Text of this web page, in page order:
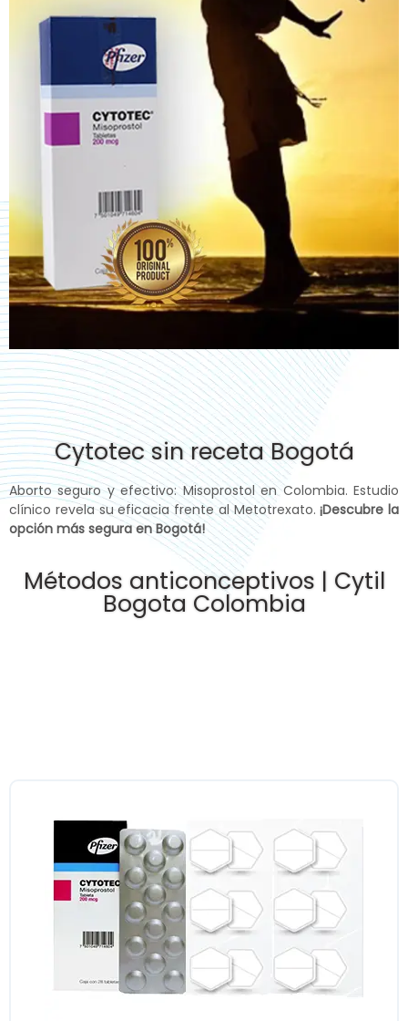
Cytotec sin receta Bogotá
Aborto seguro y efectivo: Misoprostol en Colombia. Estudio
clínico revela su eficacia frente al Metotrexato.¡Descubre la
opción más segura en Bogotá!
Métodos anticonceptivos | Cytil
Bogota Colombia